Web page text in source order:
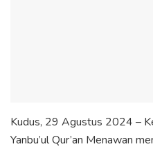
Kudus, 29 Agustus 2024 –
Yanbu’ul Qur’an Menawan